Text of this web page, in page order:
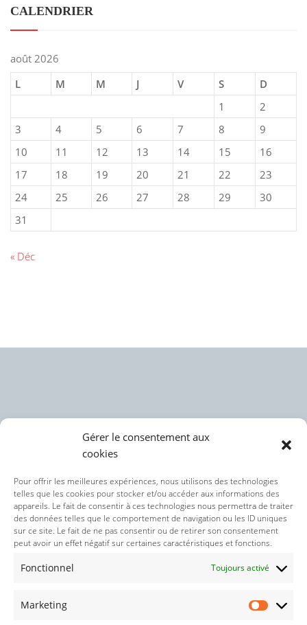
Gérer le consentement aux
cookies
Pour offrir les meilleures expériences, nous utilisons des technologies
telles que les cookies pour stocker et/ou accéder aux informations des
appareils. Le fait de consentir à ces technologies nous permettra de traiter
des données telles que le comportement de navigation ou les ID uniques
sur ce site. Le fait de ne pas consentir ou de retirer son consentement
peut avoir un effet négatif sur certaines caractéristiques et fonctions.
Fonctionnel Toujours activé
Marketing
CALENDRIER
août 2026
L
M M J V S
D
1
2
3
4 5 6 7 8
9
10
11 12 13 14 15
16
17
18 19 20 21 22
23
24
25 26 27 28 29
30
31
« Déc
Politique des cookies (UE)
Politique de confidentialité
Nos réseaux sociaux :